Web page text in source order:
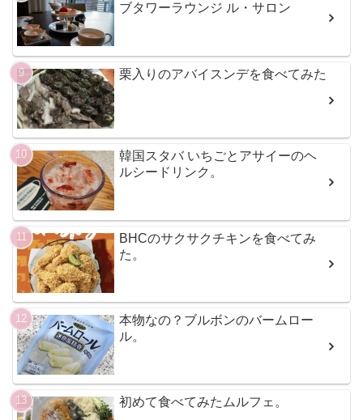
ブタワーラウンジ ル・サロン
栗入りのアバイスンデを食べてみた
韓国スタバ いちごとアサイーのヘ
ルシードリンク。
BHCのサクサクチキンを食べてみ
た。
本物なの？ブルボンのバームロー
ル。
初めて食べてみたムルフェ。